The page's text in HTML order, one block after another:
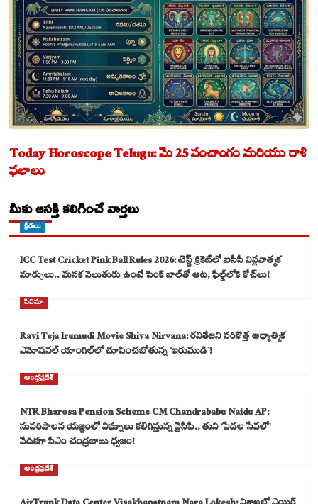
Today Horoscope Telugu: మే 25 పంచాంగం మరియు రాశి
ఫలాలు
మీకు ఆసక్తి కలిగించే వార్తలు
క్రీడలు
ICC Test Cricket Pink Ball Rules 2026: టెస్ట్ క్రికెట్‌లో ఐసీసీ విప్లవాత్మక
మార్పులు.. మసక వెలుతురు ఉంటే పింక్ బాల్‌తో ఆట, ఫీల్డ్‌లోకి కోచ్‌లు!
సినిమా
Ravi Teja Irumudi Movie Shiva Nirvana: రవితేజని సరికొత్త ఆధ్యాత్మిక
ఎమోషనల్ యాంగిల్‌లో చూపించబోతున్న ‘ఇరుముడి`!
ఆంధ్రప్రదేశ్
NTR Bharosa Pension Scheme CM Chandrababu Naidu AP:
సుపరిపాలన యజ్ఞంలో విఘ్నాలు కలిగిస్తున్న వైసీపీ.. తుని ‘పేదల సేవలో’
వేదికగా సీఎం చంద్రబాబు ధ్వజం!
ఆంధ్రప్రదేశ్